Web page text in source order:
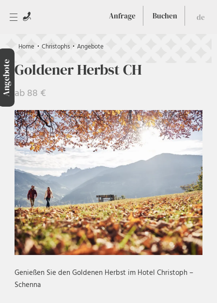
Anfrage Buchen de
Angebote
Home Christophs Angebote
Goldener Herbst CH
ab 88 €
Genießen Sie den Goldenen Herbst im Hotel Christoph –
Schenna